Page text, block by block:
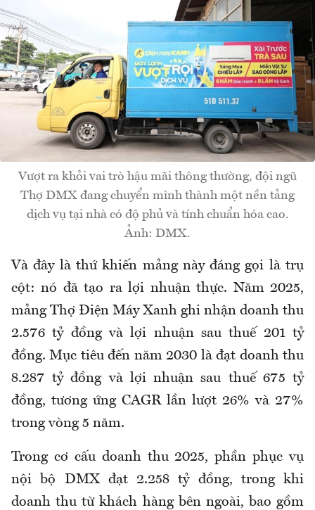
Vượt ra khỏi vai trò hậu mãi thông thường, đội ngũ
Thợ DMX đang chuyển mình thành một nền tảng
dịch vụ tại nhà có độ phủ và tính chuẩn hóa cao.
Ảnh: DMX.
Và đây là thứ khiến mảng này đáng gọi là trụ
cột: nó đã tạo ra lợi nhuận thực. Năm 2025,
mảng Thợ Điện Máy Xanh ghi nhận doanh thu
2.576 tỷ đồng và lợi nhuận sau thuế 201 tỷ
đồng. Mục tiêu đến năm 2030 là đạt doanh thu
8.287 tỷ đồng và lợi nhuận sau thuế 675 tỷ
đồng, tương ứng CAGR lần lượt 26% và 27%
trong vòng 5 năm.
Trong cơ cấu doanh thu 2025, phần phục vụ
nội bộ DMX đạt 2.258 tỷ đồng, trong khi
doanh thu từ khách hàng bên ngoài, bao gồm